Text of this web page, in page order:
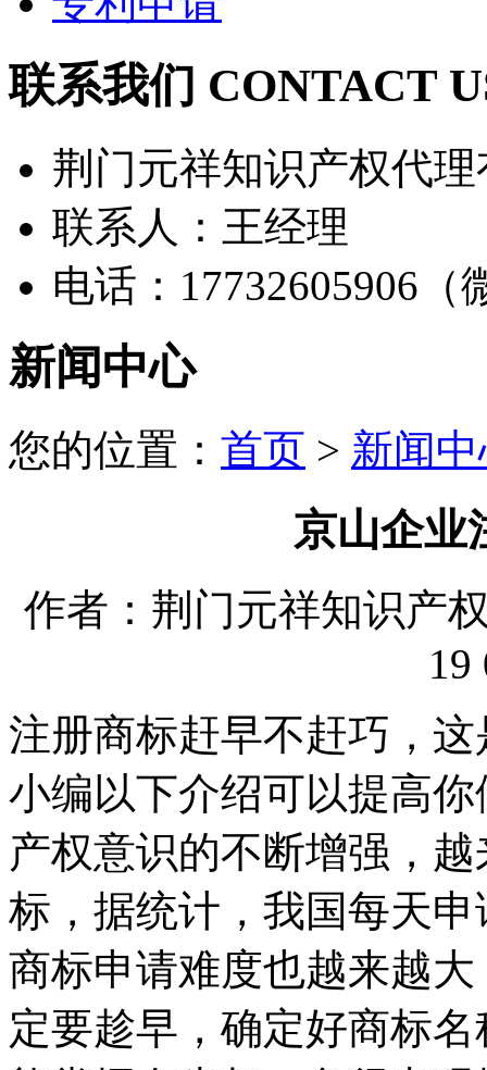
联系我们 CONTACT
荆门元祥知识产权代
联系人：王经理
电话：17732605906（
新闻中心
您的位置： 首页 > 新闻
京山企业
作者：荆门元祥知识产
19
注册商标赶早不赶巧，
小编以下介绍可以提高
产权意识的不断增强，
标，据统计，我国每天
商标申请难度也越来越
定要趁早，确定好商标